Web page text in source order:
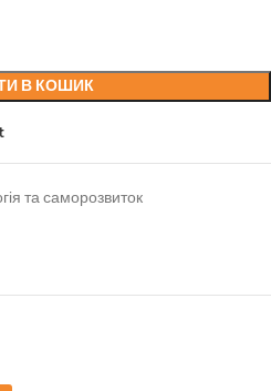
В КОШИК
та саморозвиток